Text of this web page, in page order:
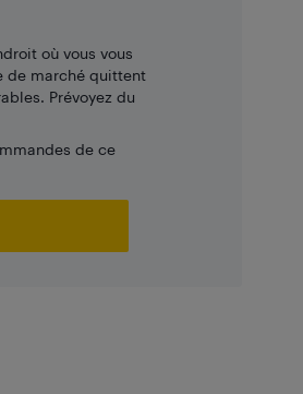
où vous vous
de marché quittent
Prévoyez du
de ce